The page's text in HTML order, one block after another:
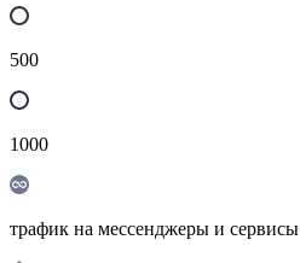
500
1000
трафик на мессенджеры и сервисы